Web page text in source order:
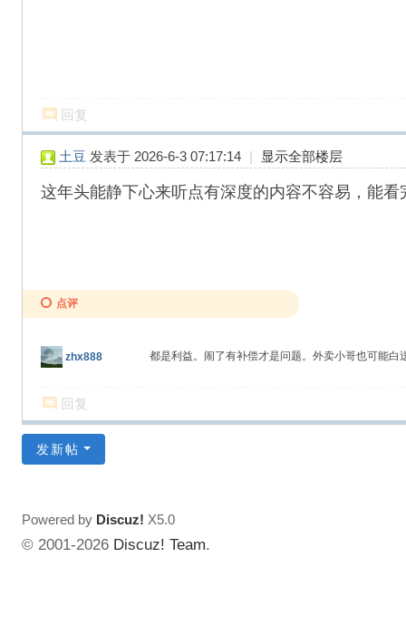
回复
土豆 发表于 2026-6-3 07:17:14 | 显示全部楼层
这年头能静下心来听点有深度的内容不容易，能
点评
zhx888 都是利益。闹了有补偿才是问题。外卖小哥也可能
回复
发新帖
Powered by Discuz! X5.0
© 2001-2026 Discuz! Team.